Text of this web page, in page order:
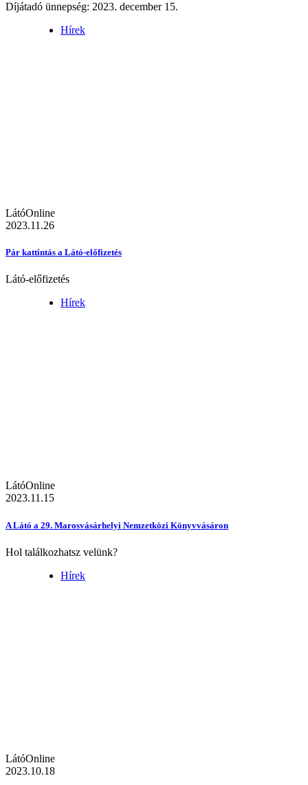
Díjátadó ünnepség: 2023. december 15.
Hírek
LátóOnline
2023.11.26
Pár kattintás a Látó-előfizetés
Látó-előfizetés
Hírek
LátóOnline
2023.11.15
A Látó a 29. Marosvásárhelyi Nemzetközi Könyvvásáron
Hol találkozhatsz velünk?
Hírek
LátóOnline
2023.10.18